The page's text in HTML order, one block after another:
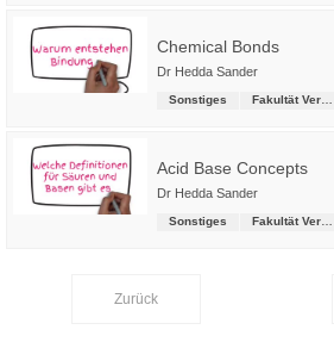
Chemical Bonds
Dr Hedda Sander
Sonstiges
Acid Base Concepts
Dr Hedda Sander
Sonstiges
Zurück